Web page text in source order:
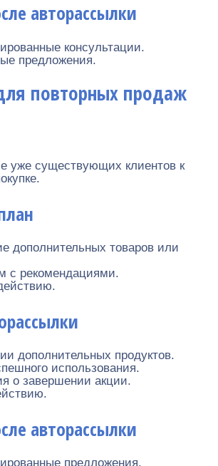
авторассылки
консультации.
предложения.
повторных продаж
уже существующих клиентов к
дополнительных товаров или
с рекомендациями.
дополнительных продуктов.
использования.
о завершении акции.
авторассылки
предложения.